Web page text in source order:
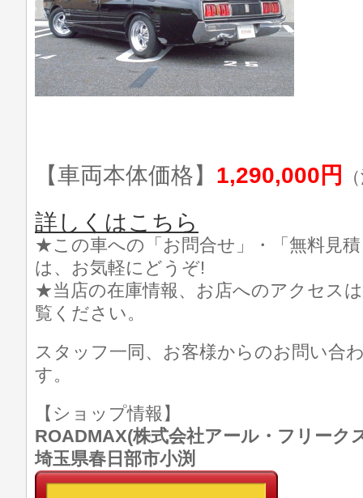
【車両本体価格】 1,290,000円
詳しくはこちら
★この車への「お問合せ」・「無料見
は、お気軽にどうぞ!
★当店の在庫情報、お店へのアクセス
覧ください。
スタッフ一同、お客様からのお問い合
す。
【ショップ情報】
ROADMAX(株式会社アール・フリー
埼玉県春日部市小渕